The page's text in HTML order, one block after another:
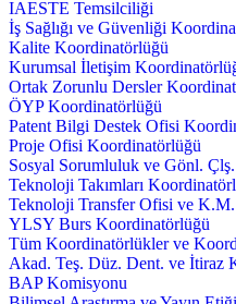
IAESTE Temsilciliği
İş Sağlığı ve Güvenliği
Kalite Koordinatörlüğü
Kurumsal İletişim
Ortak Zorunlu Dersler
ÖYP Koordinatörlüğü
Patent Bilgi Destek Ofisi
Proje Ofisi Koordinatörlüğü
Sosyal Sorumluluk ve Gönl.
Teknoloji Takımları
Teknoloji Transfer Ofisi ve
YLSY Burs Koordinatörlüğü
Tüm Koordinatörlükler ve
Akad. Teş. Düz. Dent. ve İtiraz
BAP Komisyonu